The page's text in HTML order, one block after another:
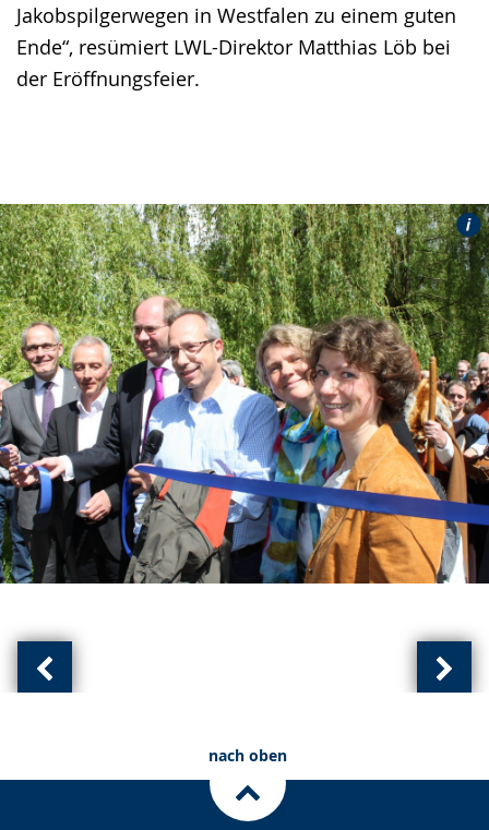
Jakobspilgerwegen in Westfalen zu einem guten
Ende“, resümiert LWL-Direktor Matthias Löb bei
der Eröffnungsfeier.
Vorherige
von
von
nach oben